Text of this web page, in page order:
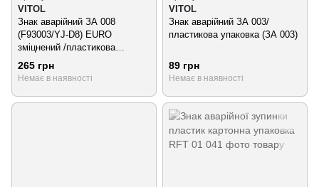
VITOL
Знак аварійний ЗА 008
(F93003/YJ-D8) EURO
зміцнений /пластикова
упаковка (ЗА 008)
265 грн
Немає в наявності
VITOL
Знак аварійний ЗА 003/
пластикова упаковка (ЗА 003)
89 грн
Немає в наявності